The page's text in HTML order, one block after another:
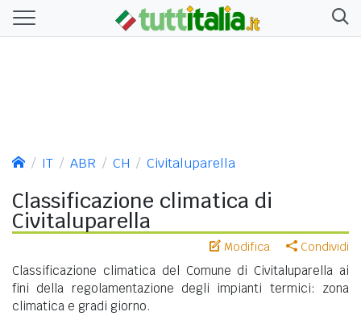
IT ABR CH Civitaluparella
Classificazione climatica di
Civitaluparella
Modifica Condividi
Classificazione climatica del Comune di Civitaluparella ai
fini della regolamentazione degli impianti termici: zona
climatica e gradi giorno.